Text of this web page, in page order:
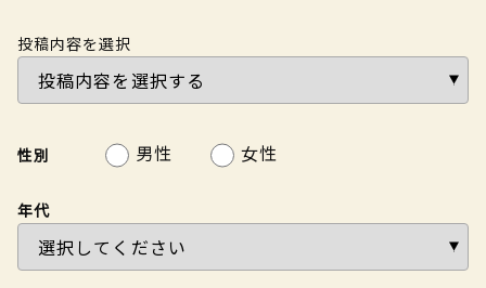
投稿内容を選択
性別 男性 女性
年代